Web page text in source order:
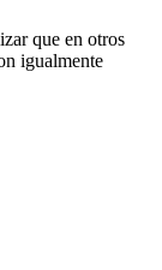
que en otros
igualmente